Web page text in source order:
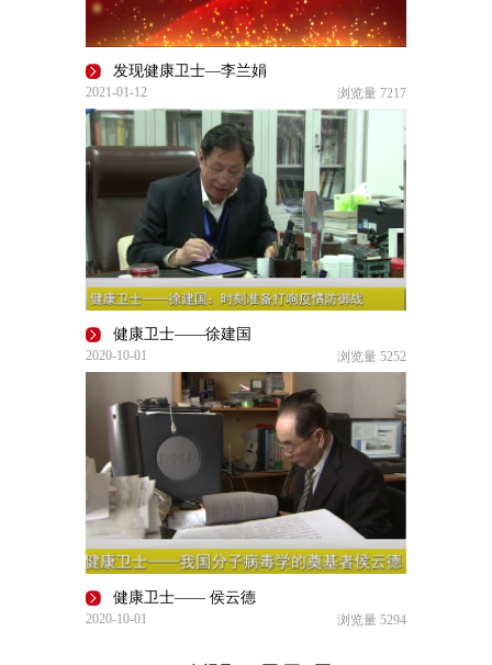
发现健康卫士—李兰娟
2021-01-12 浏览量 7217
健康卫士——徐建国
2020-10-01 浏览量 5252
健康卫士—— 侯云德
2020-10-01 浏览量 5294